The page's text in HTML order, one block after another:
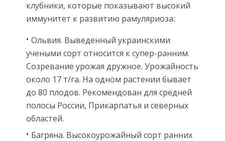
клубники, которые показывают высокий
иммунитет к развитию рамуляриоза:
Ольвия. Выведенный украинскими
учеными сорт относится к супер-ранним.
Созревание урожая дружное. Урожайность
около 17 т/га. На одном растении бывает
до 80 плодов. Рекомендован для средней
полосы России, Прикарпатья и северных
областей.
Багряна. Высокоурожайный сорт ранних